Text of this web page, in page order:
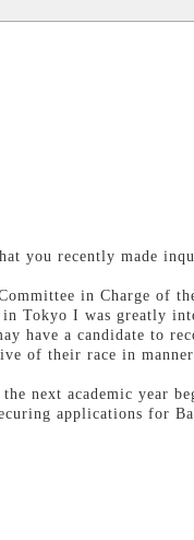
you recently made
in Charge of
Tokyo I was greatly
have a candidate to
of their race in
next academic year
applications for